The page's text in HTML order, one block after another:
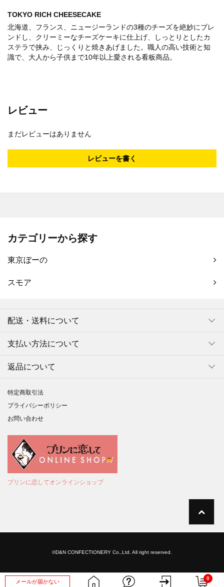
メールが届かない
0
TOKYO RICH CHEESECAKE
北海道、フランス、ニュージーランドの3種のチーズを絶妙にブレ
ンドし、クリーミーなチーズケーキに仕上げ、しっとりとしたカ
ステラで挟み、じっくりと焼きあげました。職人の高い技術と知
識で、大人から子供まで10年以上愛される看板商品。
レビュー
まだレビューはありません
レビューを書く
カテゴリーから探す
東京ぼーの
スモア
配送・送料について
支払い方法について
返品について
特定商取引法
プライバシーポリシー
お問い合わせ
プリンに恋してオンラインショップ
©D&N CONFECTIONERY Co.,Ltd. All right reserved.